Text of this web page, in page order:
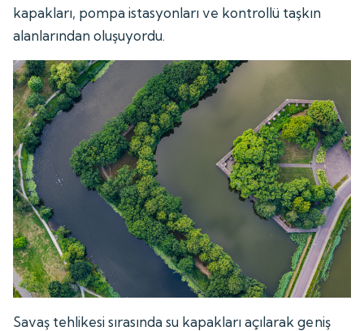
kapakları, pompa istasyonları ve kontrollü taşkın
alanlarından oluşuyordu.
Savaş tehlikesi sırasında su kapakları açılarak geniş